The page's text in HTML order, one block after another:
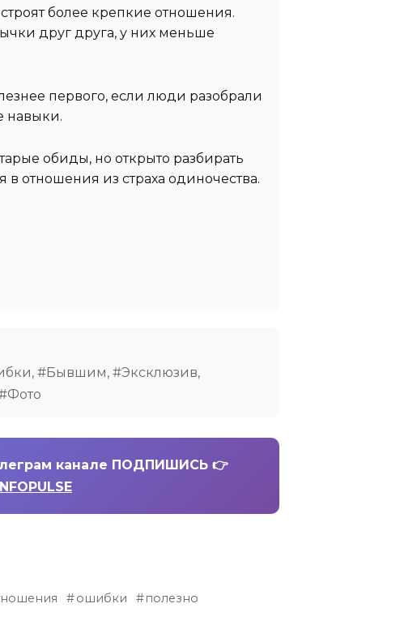
более крепкие отношения.
друг друга, у них меньше
первого, если люди разобрали
навыки.
обиды, но открыто разбирать
отношения из страха одиночества.
#Бывшим, #Эксклюзив,
канале ПОДПИШИСЬ 👉
ошибки
полезно